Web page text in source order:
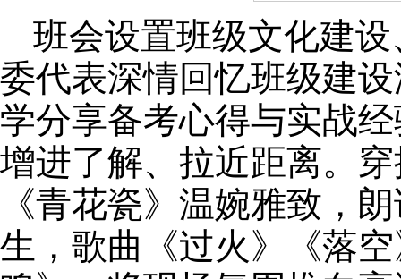
班会设置班级文化建
委代表深情回忆班级建
学分享备考心得与实战
增进了解、拉近距离。
《青花瓷》温婉雅致，
生，歌曲《过火》《落